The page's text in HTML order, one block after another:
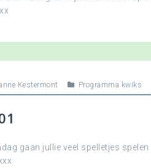
Kestermont Programma kwiks
gaan jullie veel spelletjes